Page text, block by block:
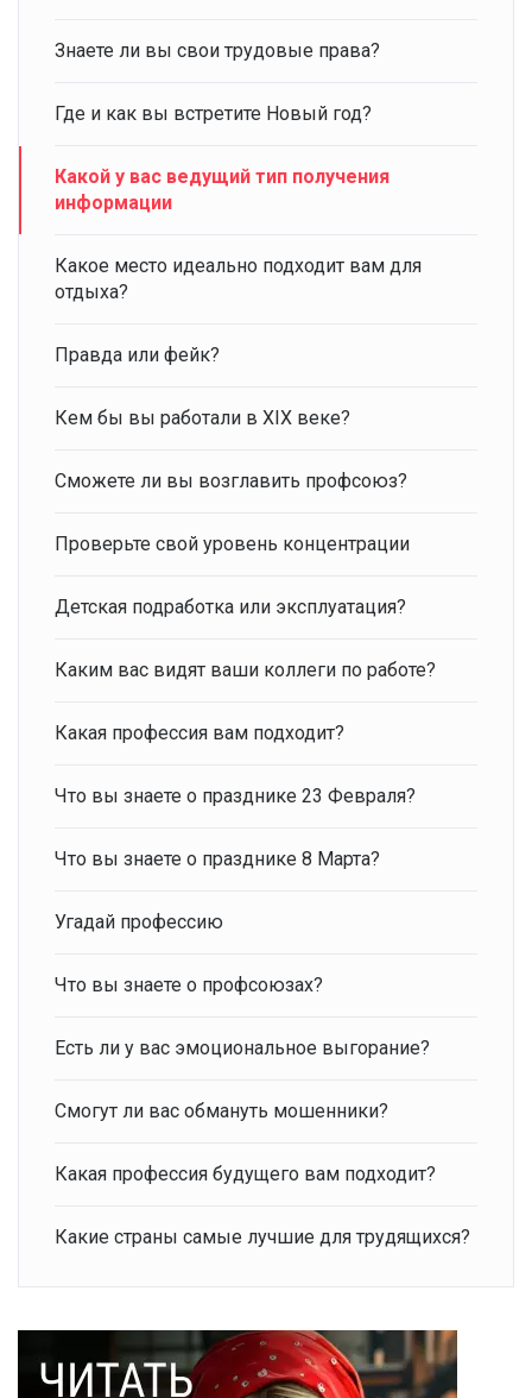
Знаете ли вы свои трудовые права?
Где и как вы встретите Новый год?
Какой у вас ведущий тип получения
информации
Какое место идеально подходит вам для
отдыха?
Правда или фейк?
Кем бы вы работали в XIX веке?
Сможете ли вы возглавить профсоюз?
Проверьте свой уровень концентрации
Детская подработка или эксплуатация?
Каким вас видят ваши коллеги по работе?
Какая профессия вам подходит?
Что вы знаете о празднике 23 Февраля?
Что вы знаете о празднике 8 Марта?
Угадай профессию
Что вы знаете о профсоюзах?
Есть ли у вас эмоциональное выгорание?
Смогут ли вас обмануть мошенники?
Какая профессия будущего вам подходит?
Какие страны самые лучшие для трудящихся?